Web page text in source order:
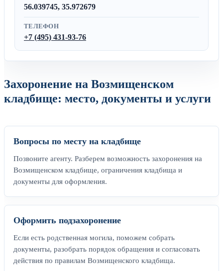
56.039745, 35.972679
ТЕЛЕФОН
+7 (495) 431-93-76
Захоронение на Возмищенском
кладбище: место, документы и услуги
Вопросы по месту на кладбище
Позвоните агенту. Разберем возможность захоронения на
Возмищенском кладбище, ограничения кладбища и
документы для оформления.
Оформить подзахоронение
Если есть родственная могила, поможем собрать
документы, разобрать порядок обращения и согласовать
действия по правилам Возмищенского кладбища.